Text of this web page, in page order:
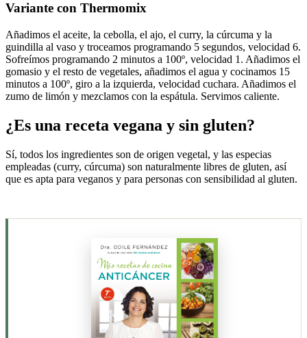
Variante con Thermomix
Añadimos el aceite, la cebolla, el ajo, el curry, la cúrcuma y la
guindilla al vaso y troceamos programando 5 segundos, velocidad 6.
Sofreímos programando 2 minutos a 100º, velocidad 1. Añadimos el
gomasio y el resto de vegetales, añadimos el agua y cocinamos 15
minutos a 100º, giro a la izquierda, velocidad cuchara. Añadimos el
zumo de limón y mezclamos con la espátula. Servimos caliente.
¿Es una receta vegana y sin gluten?
Sí, todos los ingredientes son de origen vegetal, y las especias
empleadas (curry, cúrcuma) son naturalmente libres de gluten, así
que es apta para veganos y para personas con sensibilidad al gluten.